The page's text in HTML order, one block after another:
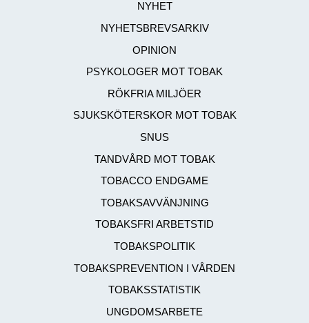
NYHET
NYHETSBREVSARKIV
OPINION
PSYKOLOGER MOT TOBAK
RÖKFRIA MILJÖER
SJUKSKÖTERSKOR MOT TOBAK
SNUS
TANDVÅRD MOT TOBAK
TOBACCO ENDGAME
TOBAKSAVVÄNJNING
TOBAKSFRI ARBETSTID
TOBAKSPOLITIK
TOBAKSPREVENTION I VÅRDEN
TOBAKSSTATISTIK
UNGDOMSARBETE